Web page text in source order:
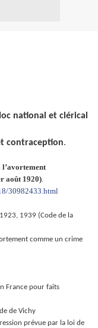
national et clérical
contraception.
août 1920).
30982433.html
1939 (Code de la
comme un crime
France pour faits
de Vichy
prévue par la loi de